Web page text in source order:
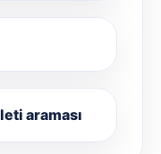
araması